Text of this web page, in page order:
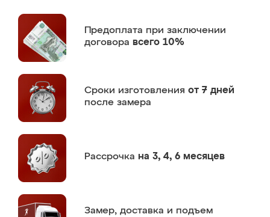
Предоплата при заключении
договора всего 10%
Сроки изготовления от 7 дней
после замера
Рассрочка на 3, 4, 6 месяцев
Замер, доставка и подъем